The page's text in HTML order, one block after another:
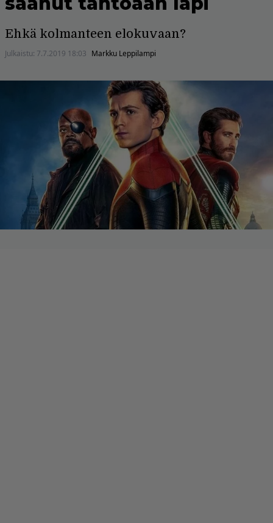
Ehkä kolmanteen elokuvaan?
Julkaistu: 7.7.2019 18:03 Markku Leppilampi